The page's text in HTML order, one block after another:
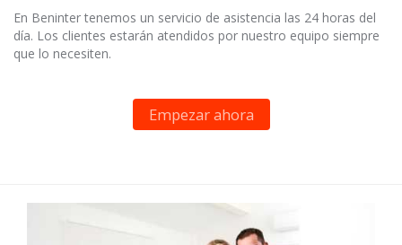
En Beninter tenemos un servicio de asistencia las 24 horas del
día. Los clientes estarán atendidos por nuestro equipo siempre
que lo necesiten.
Empezar ahora